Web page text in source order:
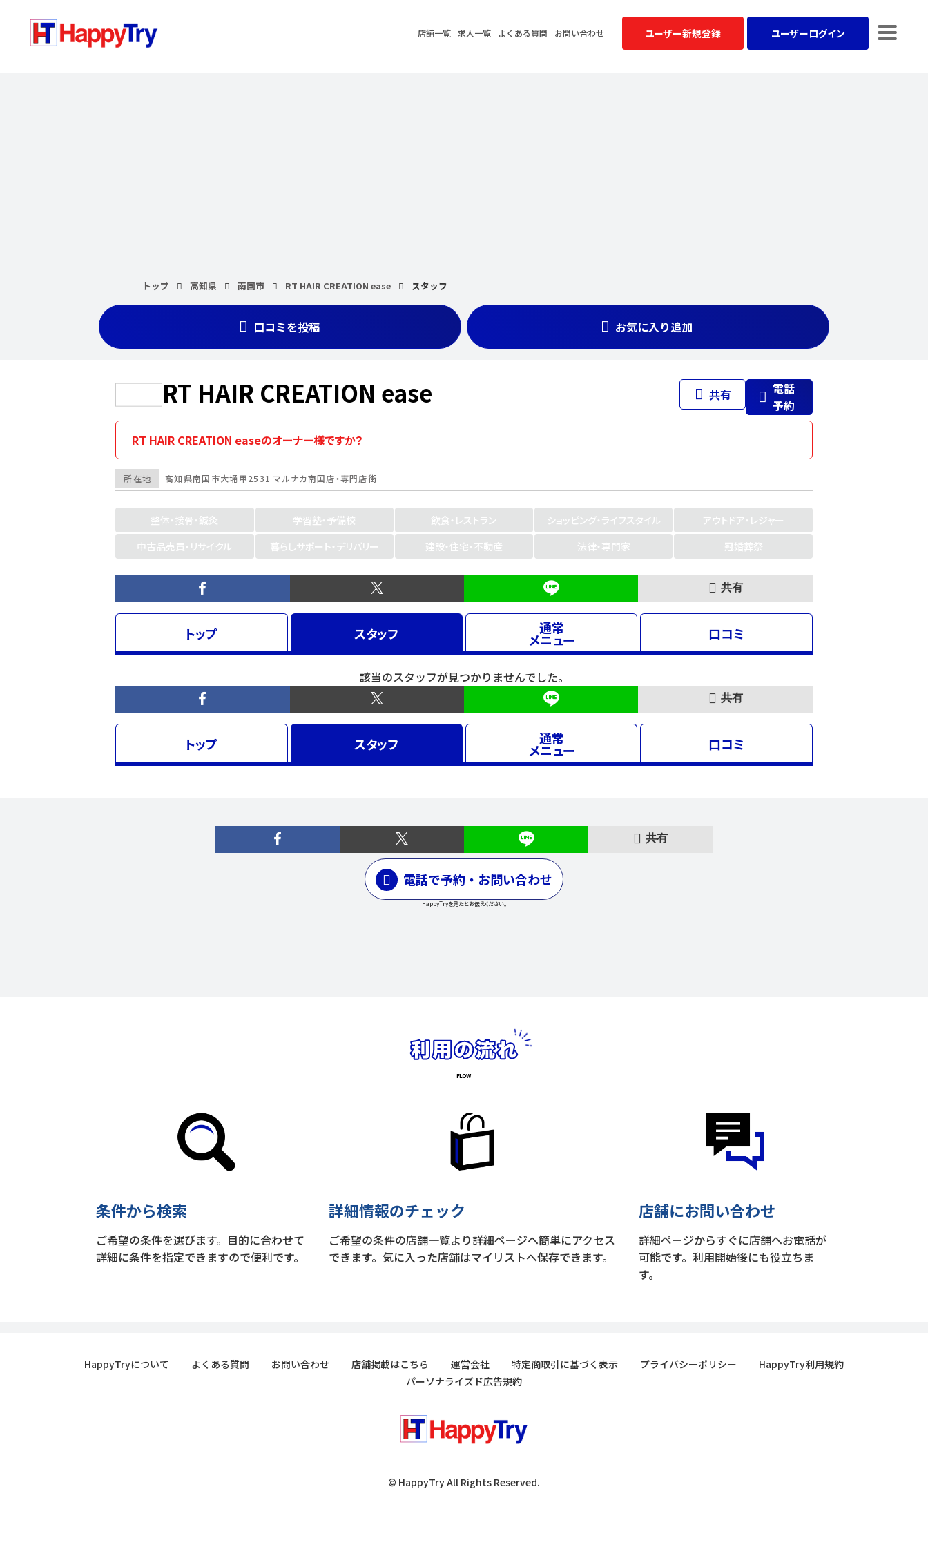
店舗一覧 求人一覧 よくある質問 お問い合わせ ユーザー新規登録 ユーザーログイン
トップ 高知県 南国市 RT HAIR CREATION ease スタッフ
口コミを投稿 お気に入り追加
RT HAIR CREATION ease 共有
電話
予約
RT HAIR CREATION easeのオーナー様ですか？
所在地 高知県南国市大埇甲2531 マルナカ南国店・専門店街
整体・接骨・鍼灸 学習塾・予備校 飲食・レストラン ショッピング・ライフスタイル
アウトドア・レジャー
中古品売買・リサイクル
暮らしサポート・デリバリー 建設・住宅・不動産 法律・専門家 冠婚葬祭
共有
トップ スタッフ 通常
メニュー 口コミ
該当のスタッフが見つかりませんでした。
共有
トップ スタッフ 通常
メニュー 口コミ
共有
電話で予約・お問い合わせ
HappyTryを見たとお伝えください。
条件から検索
ご希望の条件を選びます。目的に合わせて
詳細に条件を指定できますので便利です。
詳細情報のチェック
ご希望の条件の店舗一覧より詳細ページへ簡単にアクセス
できます。気に入った店舗はマイリストへ保存できます。
店舗にお問い合わせ
詳細ページからすぐに店舗へお電話が
可能です。利用開始後にも役立ちま
す。
HappyTryについて よくある質問 お問い合わせ 店舗掲載はこちら 運営会社 特定商取引に基づく表示 プライバシーポリシー
HappyTry利用規約
パーソナライズド広告規約
© HappyTry All Rights Reserved.